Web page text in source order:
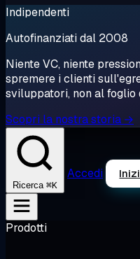
Indipendenti
Autofinanziati dal 2008
Niente VC, niente
spremere i clienti
sviluppatori, non al
Scopri la nostra storia →
Ricerca ⌘K
Accedi
Prodotti